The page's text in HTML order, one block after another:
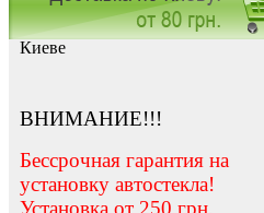
Заказать установку автостекла в
Киеве
ВНИМАНИЕ!!!
Бессрочная гарантия на
установку автостекла!
Установка от 250 грн.